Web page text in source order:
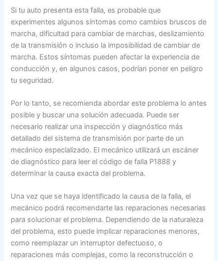
Si tu auto presenta esta falla, es probable que
experimentes algunos síntomas como cambios bruscos de
marcha, dificultad para cambiar de marchas, deslizamiento
de la transmisión o incluso la imposibilidad de cambiar de
marcha. Estos síntomas pueden afectar la experiencia de
conducción y, en algunos casos, podrían poner en peligro
tu seguridad.
Por lo tanto, se recomienda abordar este problema lo antes
posible y buscar una solución adecuada. Puede ser
necesario realizar una inspección y diagnóstico más
detallado del sistema de transmisión por parte de un
mecánico especializado. El mecánico utilizará un escáner
de diagnóstico para leer el código de falla P1888 y
determinar la causa exacta del problema.
Una vez que se haya identificado la causa de la falla, el
mecánico podrá recomendarte las reparaciones necesarias
para solucionar el problema. Dependiendo de la naturaleza
del problema, esto puede implicar reparaciones menores,
como reemplazar un interruptor defectuoso, o
reparaciones más complejas, como la reconstrucción o